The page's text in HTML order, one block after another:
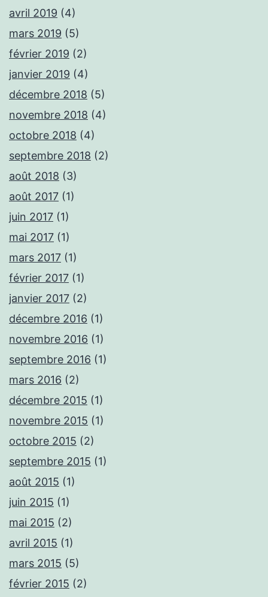
avril 2019 (4)
mars 2019 (5)
février 2019 (2)
janvier 2019 (4)
décembre 2018 (5)
novembre 2018 (4)
octobre 2018 (4)
septembre 2018 (2)
août 2018 (3)
août 2017 (1)
juin 2017 (1)
mai 2017 (1)
mars 2017 (1)
février 2017 (1)
janvier 2017 (2)
décembre 2016 (1)
novembre 2016 (1)
septembre 2016 (1)
mars 2016 (2)
décembre 2015 (1)
novembre 2015 (1)
octobre 2015 (2)
septembre 2015 (1)
août 2015 (1)
juin 2015 (1)
mai 2015 (2)
avril 2015 (1)
mars 2015 (5)
février 2015 (2)